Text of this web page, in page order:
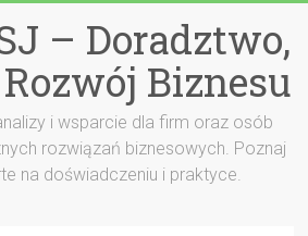
– Doradztwo,
Biznesu
i wsparcie dla firm oraz osób
rozwiązań biznesowych. Poznaj
na doświadczeniu i praktyce.